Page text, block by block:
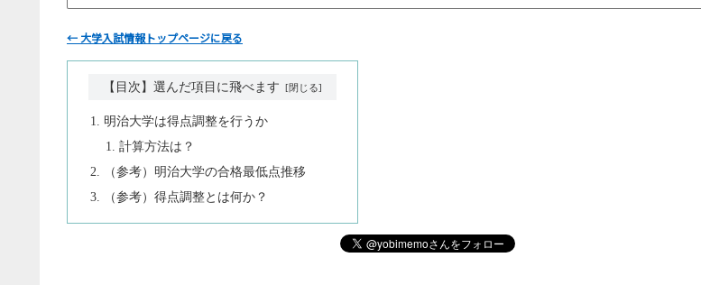
← 大学入試情報トップページに戻る
【目次】選んだ項目に飛べます
明治大学は得点調整を行うか
計算方法は？
（参考）明治大学の合格最低点推移
（参考）得点調整とは何か？